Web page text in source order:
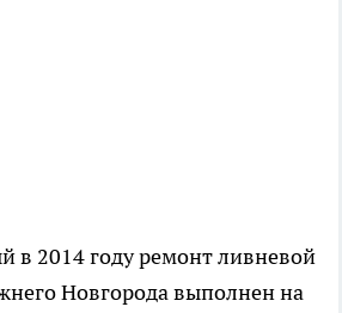
в 2014 году ремонт ливневой
Новгорода выполнен на